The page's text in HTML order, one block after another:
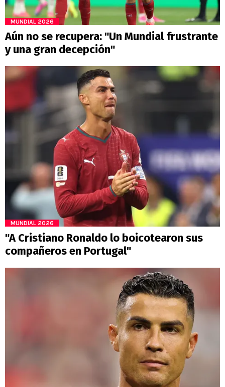
MUNDIAL 2026
Aún no se recupera: "Un Mundial frustrante
y una gran decepción"
MUNDIAL 2026
"A Cristiano Ronaldo lo boicotearon sus
compañeros en Portugal"